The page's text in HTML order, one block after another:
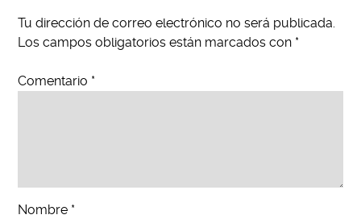
Tu dirección de correo electrónico no será publicada.
Los campos obligatorios están marcados con *
Comentario *
Nombre *